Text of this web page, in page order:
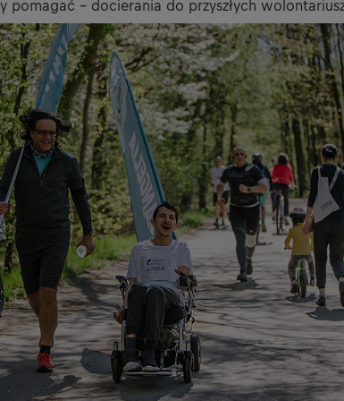
pomagać - docierania do przyszłych